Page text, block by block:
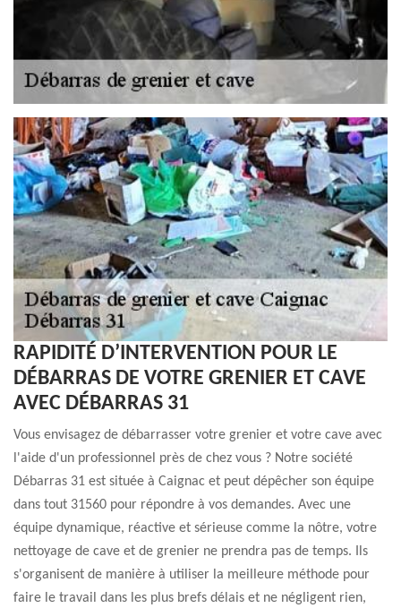
RAPIDITÉ D’INTERVENTION POUR LE
DÉBARRAS DE VOTRE GRENIER ET CAVE
AVEC DÉBARRAS 31
Vous envisagez de débarrasser votre grenier et votre cave avec
l'aide d'un professionnel près de chez vous ? Notre société
Débarras 31 est située à Caignac et peut dépêcher son équipe
dans tout 31560 pour répondre à vos demandes. Avec une
équipe dynamique, réactive et sérieuse comme la nôtre, votre
nettoyage de cave et de grenier ne prendra pas de temps. Ils
s'organisent de manière à utiliser la meilleure méthode pour
faire le travail dans les plus brefs délais et ne négligent rien,